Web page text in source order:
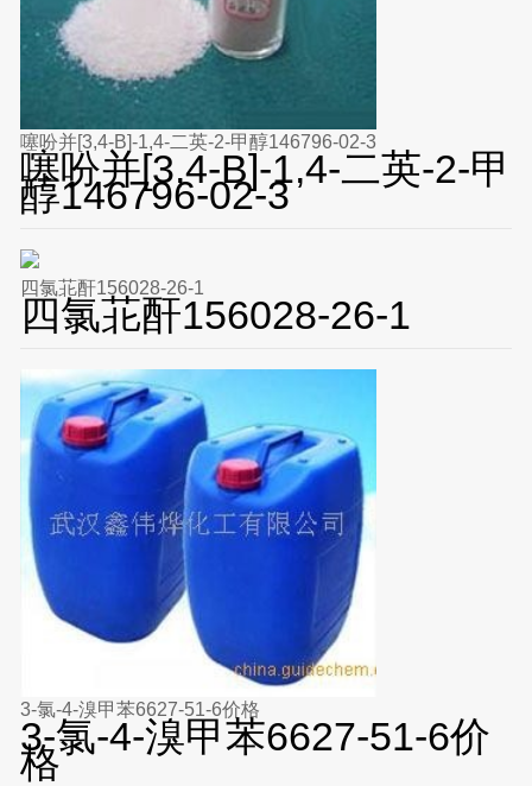
噻吩并[3,4-B]-1,4-二英-2-甲醇146796-02-3
噻吩并[3,4-B]-1,4-二英-2-甲
醇146796-02-3
四氯苝酐156028-26-1
四氯苝酐156028-26-1
3-氯-4-溴甲苯6627-51-6价格
3-氯-4-溴甲苯6627-51-6价
格